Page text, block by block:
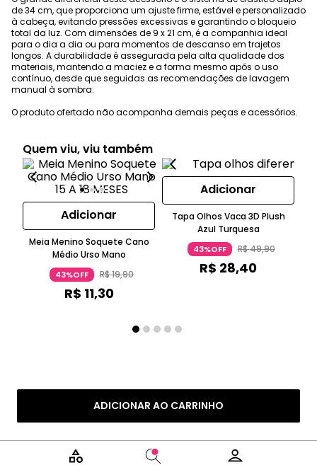
ADICIONAR AO CARRINHO
de 34 cm, que proporciona um ajuste firme, estável e personalizado
à cabeça, evitando pressões excessivas e garantindo o bloqueio
total da luz. Com dimensões de 9 x 21 cm, é a companhia ideal
para o dia a dia ou para momentos de descanso em trajetos
longos. A durabilidade é assegurada pela alta qualidade dos
materiais, mantendo a maciez e a forma mesmo após o uso
contínuo, desde que seguidas as recomendações de lavagem
manual à sombra.
O produto ofertado não acompanha demais peças e acessórios.
Quem viu, viu também
Adicionar
Meia Menino Soquete Cano
Médio Urso Mano
43%OFF R$19,90
R$ 11,30
Adicionar
Tapa Olhos Vaca 3D Plush
Azul Turquesa
43%OFF R$49,90
R$ 28,40